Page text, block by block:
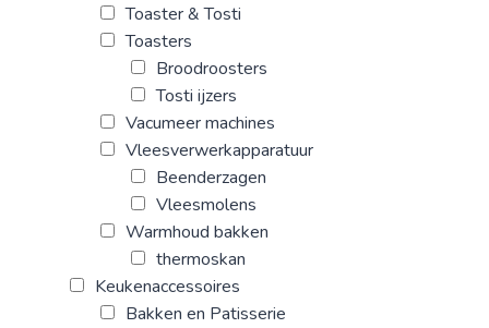
Toaster & Tosti
Toasters
Broodroosters
Tosti ijzers
Vacumeer machines
Vleesverwerkapparatuur
Beenderzagen
Vleesmolens
Warmhoud bakken
thermoskan
Keukenaccessoires
Bakken en Patisserie